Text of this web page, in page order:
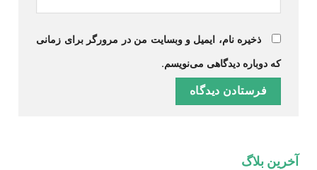
ذخیره نام، ایمیل و وبسایت من در مرورگر برای زمانی
که دوباره دیدگاهی می‌نویسم.
آخرین بلاگ